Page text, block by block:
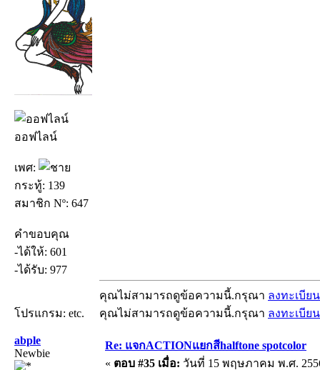
ออฟไลน์
เพศ:
กระทู้: 139
สมาชิก Nº: 647
คำขอบคุณ
-ได้ให้: 601
-ได้รับ: 977
โปรแกรม: etc.
คุณไม่สามารถดูข้อความนี้.กรุณา ลงทะเบียน
คุณไม่สามารถดูข้อความนี้.กรุณา ลงทะเบียน
abple
Newbie
Re: แจกACTIONแยกสีhalftone spotcolor
« ตอบ #35 เมื่อ: วันที่ 15 พฤษภาคม พ.ศ.